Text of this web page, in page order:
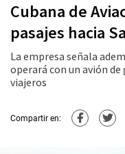
Cubana de
pasajes hacia
La empresa señala
operará con un avión
viajeros
Compartir en: